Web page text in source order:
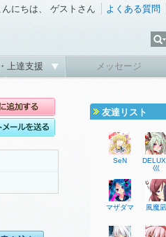
んにちは、 ゲストさん よくある質問
上達支援 メッセージ
友達リスト
SeN
巛
マザダマ 風魔凪